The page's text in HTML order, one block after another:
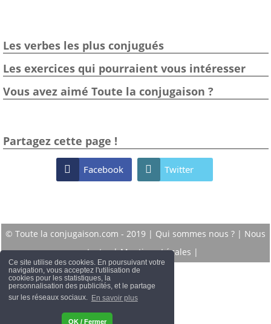
Ce site utilise des cookies. En poursuivant votre
navigation, vous acceptez l'utilisation de
cookies pour les statistiques, la
personnalisation des publicités, et le partage
sur les réseaux sociaux. En savoir plus
OK / Fermer
Les verbes les plus conjugués
Les exercices qui pourraient vous intéresser
Vous avez aimé Toute la conjugaison ?
Partagez cette page !
 Facebook  Twitter
© Toute la conjugaison.com - 2019 | Qui sommes nous ? | Nous
contacter|Mentions Légales |